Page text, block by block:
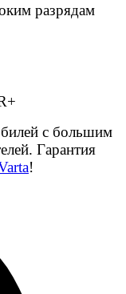
разрядам
с большим
Гарантия
!